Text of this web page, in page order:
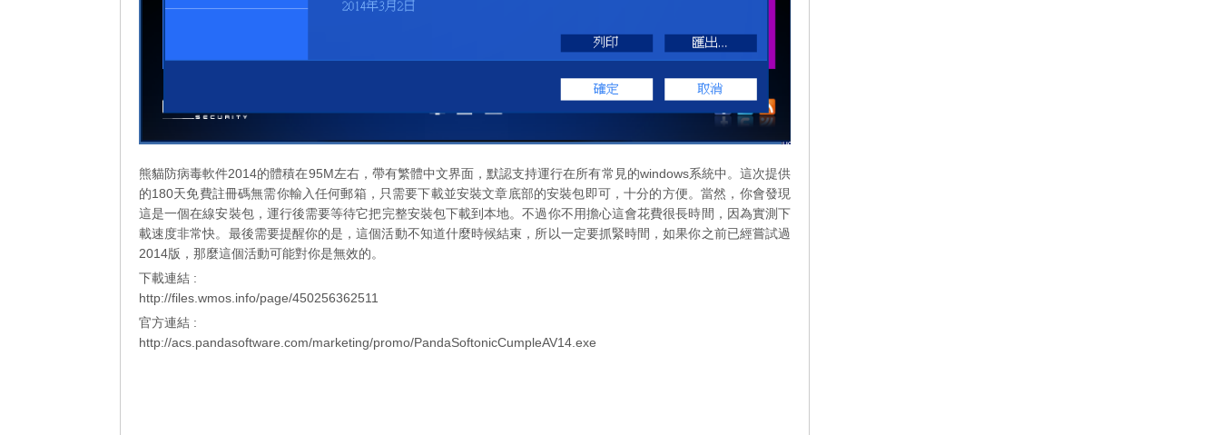
熊貓防病毒軟件2014的體積在95M左右，帶有繁體中文界面，默認支持運行在所有常見的windows系統中。這次提供
的180天免費註冊碼無需你輸入任何郵箱，只需要下載並安裝文章底部的安裝包即可，十分的方便。當然，你會發現
這是一個在線安裝包，運行後需要等待它把完整安裝包下載到本地。不過你不用擔心這會花費很長時間，因為實測下
載速度非常快。最後需要提醒你的是，這個活動不知道什麼時候結束，所以一​​定要抓緊時間，如果你之前已經嘗試過
2014版，那麼這個活動可能對你是無效的。
下載連結 :
http://files.wmos.info/page/450256362511
官方連結 :
http://acs.pandasoftware.com/marketing/promo/PandaSoftonicCumpleAV14.exe